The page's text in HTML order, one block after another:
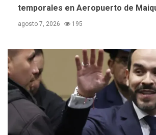
temporales en Aeropuerto de
agosto 7, 2026 195